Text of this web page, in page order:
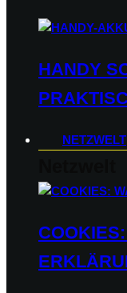
HANDY
NETZWELT